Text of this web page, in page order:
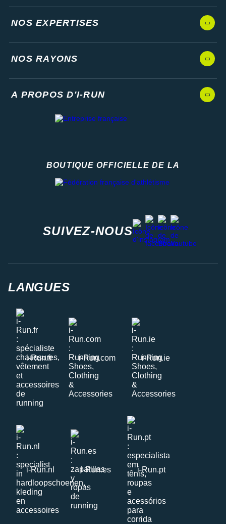
NOS EXPERTISES
NOS RAYONS
A PROPOS D'I-RUN
BOUTIQUE OFFICIELLE DE LA
SUIVEZ-NOUS
instagram
facebook
stravayoutube
LANGUES
i-Run.fr i-Run.com i-Run.ie
i-Run.nl i-Run.es i-Run.pt